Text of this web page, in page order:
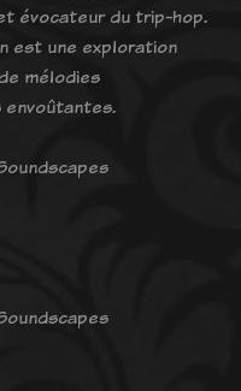
évocateur du trip-hop.
est une exploration
mélodies